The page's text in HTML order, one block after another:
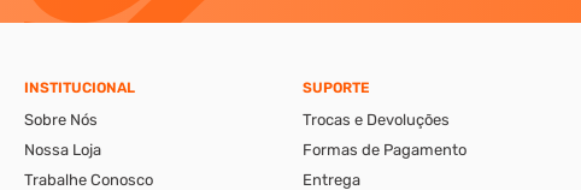
INSTITUCIONAL
Sobre Nós
Nossa Loja
Trabalhe Conosco
SUPORTE
Trocas e Devoluções
Formas de Pagamento
Entrega